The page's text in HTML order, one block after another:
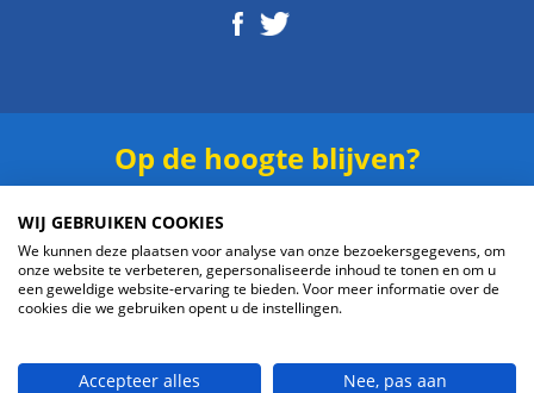
Op de hoogte blijven?
© 2026 Boekenfestijn.com | website doorBlueMinds.nl
WIJ GEBRUIKEN COOKIES
We kunnen deze plaatsen voor analyse van onze bezoekersgegevens, om
onze website te verbeteren, gepersonaliseerde inhoud te tonen en om u
een geweldige website-ervaring te bieden. Voor meer informatie over de
cookies die we gebruiken opent u de instellingen.
Accepteer alles Nee, pas aan